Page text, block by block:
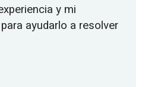
y mi
ayudarlo a resolver